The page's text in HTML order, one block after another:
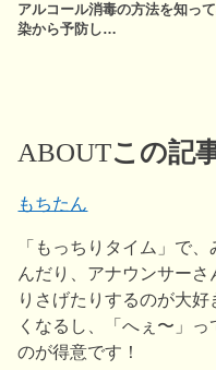
アルコール消毒の方法を知っ
染から予防し…
ABOUTこの記
もちたん
「もっちりタイム」で
んだり、アナウンサー
りさげたりするのが大
くなるし、「へぇ〜」
のが得意です！